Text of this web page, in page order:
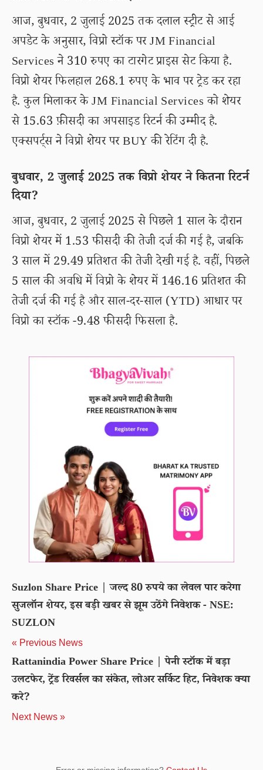
आज, बुधवार, 2 जुलाई 2025 तक दलाल स्ट्रीट से आई
अपडेट के अनुसार, विप्रो स्टॉक पर JM Financial
Services ने 310 रुपए का टारगेट प्राइस सेट किया है.
विप्रो शेयर फिलहाल 268.1 रुपए के भाव पर ट्रेड कर रहा
है. कुल मिलाकर के JM Financial Services को शेयर
से 15.63 फ़ीसदी का अपसाइड रिटर्न की उम्मीद है.
एक्सपर्ट्स ने विप्रो शेयर पर BUY की रेटिंग दी है.
बुधवार, 2 जुलाई 2025 तक विप्रो शेयर ने कितना रिटर्न
दिया?
आज, बुधवार, 2 जुलाई 2025 से पिछले 1 साल के दौरान
विप्रो शेयर में 1.53 फीसदी की तेजी दर्ज की गई है, जबकि
3 साल में 29.49 प्रतिशत की तेजी देखी गई है. वहीं, पिछले
5 साल की अवधि में विप्रो के शेयर में 146.16 प्रतिशत की
तेजी दर्ज की गई है और साल-दर-साल (YTD) आधार पर
विप्रो का स्टॉक -9.48 फीसदी फिसला है.
Suzlon Share Price | जल्द 80 रुपये का लेवल पार करेगा
सुजलॉन शेयर, इस बड़ी खबर से झूम उठेंगे निवेशक - NSE:
SUZLON
« Previous News
Rattanindia Power Share Price | पेनी स्टॉक में बड़ा
उलटफेर, ट्रेंड रिवर्सल का संकेत, लोअर सर्किट हिट, निवेशक क्या
करे?
Next News »